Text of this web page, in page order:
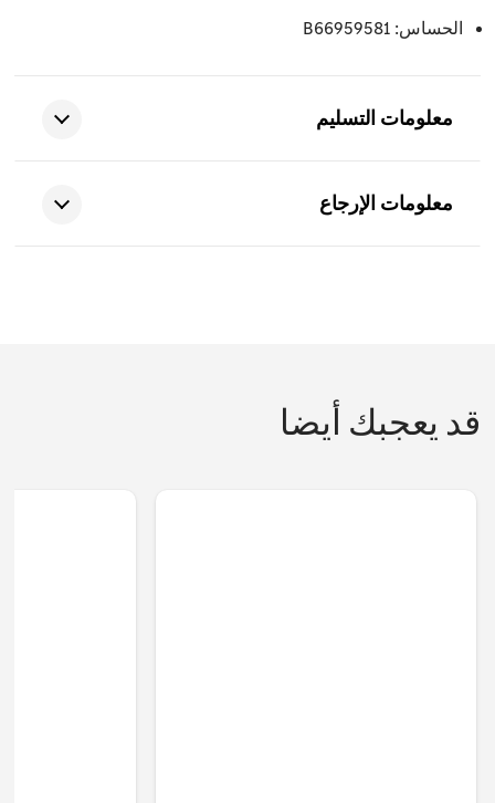
الحساس: B66959581
معلومات التسليم
معلومات الإرجاع
قد يعجبك أيضا